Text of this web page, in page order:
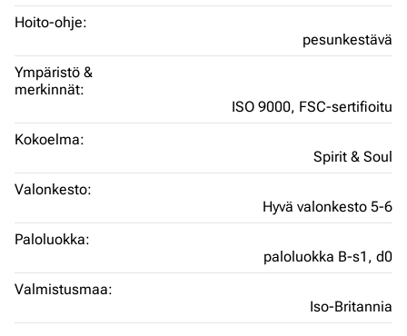
Hoito-ohje:
pesunkestävä
Ympäristö &
merkinnät:
ISO 9000, FSC-sertifioitu
Kokoelma:
Spirit & Soul
Valonkesto:
Hyvä valonkesto 5-6
Paloluokka:
paloluokka B-s1, d0
Valmistusmaa:
Iso-Britannia